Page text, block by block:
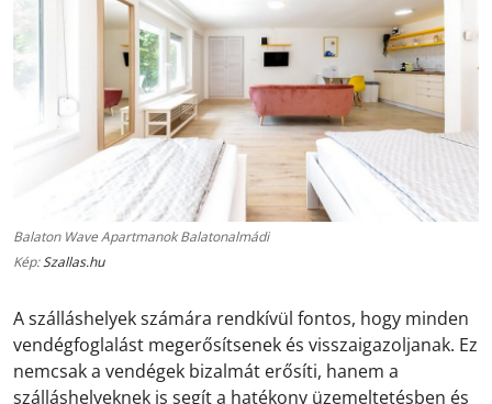
Balaton Wave Apartmanok Balatonalmádi
Kép:Szallas.hu
A szálláshelyek számára rendkívül fontos, hogy minden
vendégfoglalást megerősítsenek és visszaigazoljanak. Ez
nemcsak a vendégek bizalmát erősíti, hanem a
szálláshelyeknek is segít a hatékony üzemeltetésben és